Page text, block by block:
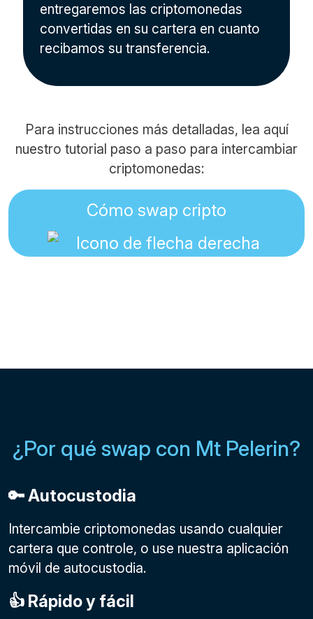
entregaremos las criptomonedas
convertidas en su cartera en cuanto
recibamos su transferencia.
Para instrucciones más detalladas, lea aquí
nuestro tutorial paso a paso para intercambiar
criptomonedas:
Cómo swap cripto
¿Por qué swap con Mt Pelerin?
🔑 Autocustodia
Intercambie criptomonedas usando cualquier
cartera que controle, o use nuestra aplicación
móvil de autocustodia.
👍 Rápido y fácil